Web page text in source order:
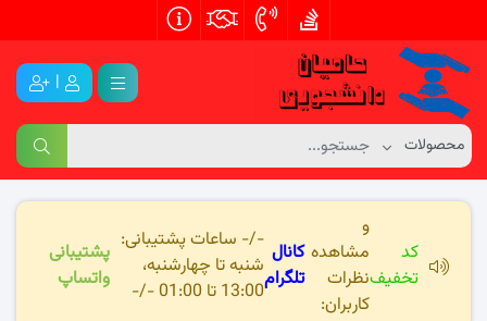
|
کد
تخفیف
و
مشاهده
نظرات
کاربران:
کانال
تلگرام
-/- ساعات پشتیبانی:
شنبه تا چهارشنبه،
13:00 تا 01:00 -/-
پشتیبانی
واتساپ